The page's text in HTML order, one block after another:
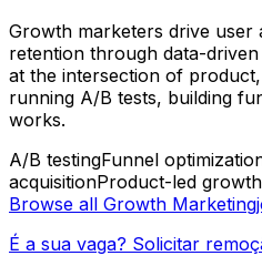
Growth marketers drive user
retention through data-
at the intersection of
running A/B tests, building
works.
A/B testingFunnel
acquisitionProduct-led growth
Browse all Growth Marketing
É a sua vaga? Solicitar